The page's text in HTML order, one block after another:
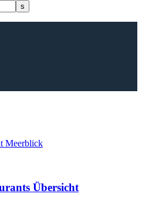
Übersicht